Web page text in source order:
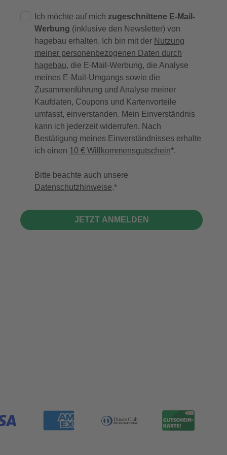
Ich möchte auf mich zugeschnittene E-Mail-
Werbung (inklusive den Newsletter) von
hagebau erhalten. Ich bin mit der Nutzung
meiner personenbezogenen Daten durch
hagebau, die E-Mail-Werbung, die Analyse
meines E-Mail-Umgangs sowie die
Zusammenführung und Analyse meiner
Kaufdaten, Coupons und Kartenvorteile
umfasst, einverstanden. Mein Einverständnis
kann ich jederzeit widerrufen. Nach
Bestätigung meines Einverständnisses erhalte
ich einen 10 € Willkommensgutschein*.
Bitte beachte auch unsere
Datenschutzhinweise.
JETZT ANMELDEN